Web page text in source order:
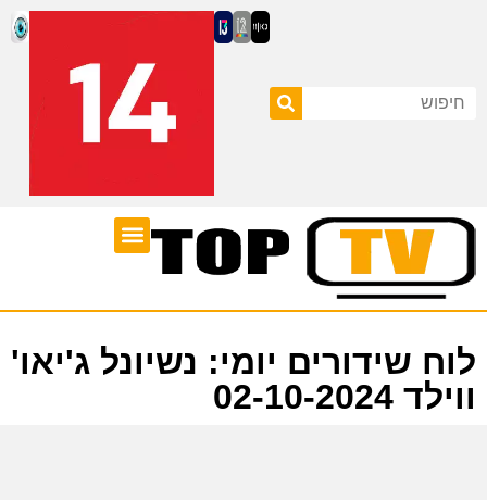
לוח שידורים יומי: נשיונל ג'יאו'
ווילד 02-10-2024